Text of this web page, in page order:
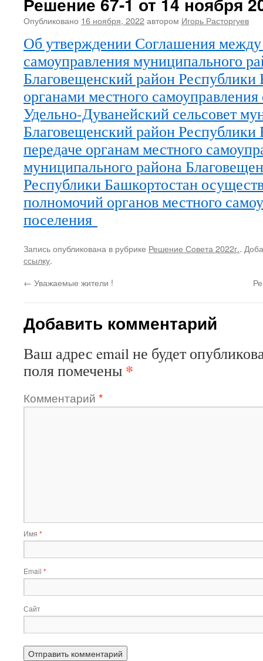
Опубликовано 16 ноября, 2022автором Игорь Расторгуев
Об утверждении Соглашения между
самоуправления муниципального
Благовещенский район Республики
органами местного самоуправления
Удельно-Дуванейский сельсовет
Благовещенский район Республики
передаче органам местного
муниципального района
Республики Башкортостан
полномочий органов местного
поселения
Запись опубликована в рубрике Решение Совета 2022г..
ссылку.
← Уважаемые жители !
Добавить комментарий
Ваш адрес email не будет
поля помечены *
Комментарий *
Имя *
Email *
Сайт